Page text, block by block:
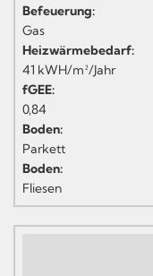
Befeuerung:
Gas
Heizwärmebedarf:
41 kWH/m²/Jahr
fGEE:
0,84
Boden:
Parkett
Boden:
Fliesen